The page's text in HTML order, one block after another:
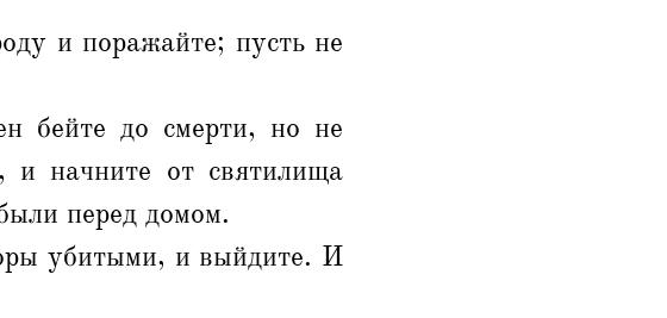
и поражайте; пусть не
бейте до смерти, но не
и начните от святилища
перед домом.
убитыми, и выйдите. И